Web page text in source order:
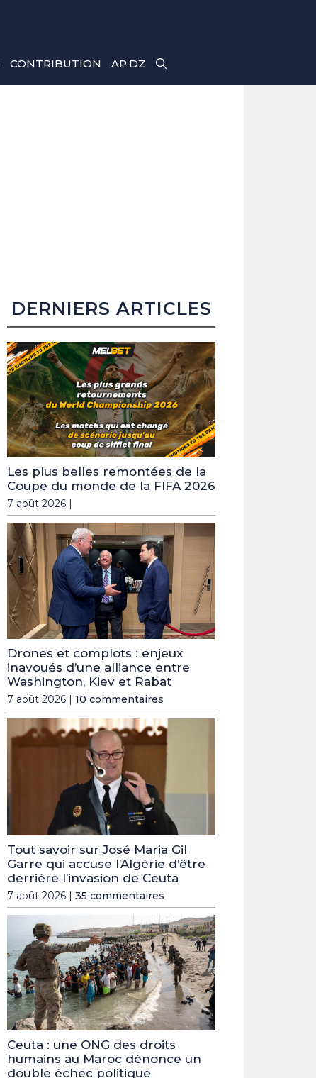
CONTRIBUTION AP.DZ
DERNIERS ARTICLES
Les plus belles remontées de la
Coupe du monde de la FIFA 2026
7 août 2026 |
Drones et complots : enjeux
inavoués d’une alliance entre
Washington, Kiev et Rabat
7 août 2026 | 10 commentaires
Tout savoir sur José Maria Gil
Garre qui accuse l’Algérie d’être
derrière l’invasion de Ceuta
7 août 2026 | 35 commentaires
Ceuta : une ONG des droits
humains au Maroc dénonce un
double échec politique